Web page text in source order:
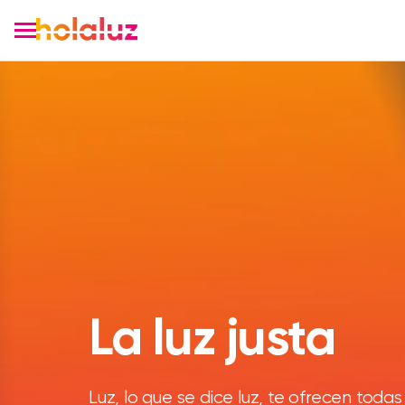
La luz justa
Luz, lo que se dice luz, te ofrecen todas